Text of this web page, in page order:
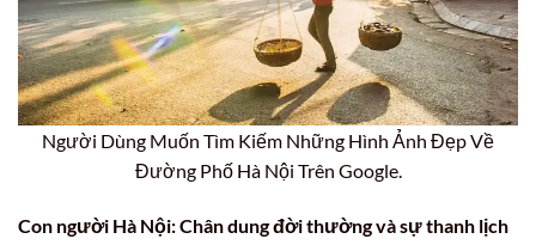
Người Dùng Muốn Tìm Kiếm Những Hình Ảnh Đẹp Về
Đường Phố Hà Nội Trên Google.
Con người Hà Nội: Chân dung đời thường và sự thanh lịch